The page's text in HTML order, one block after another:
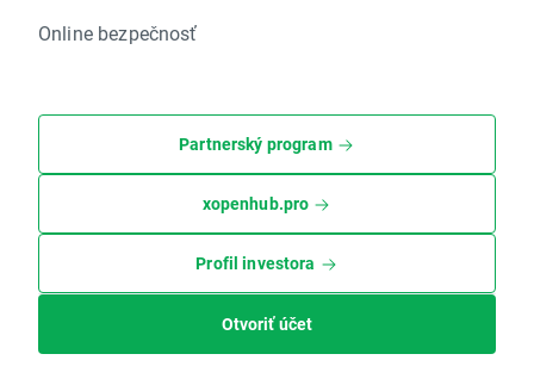
Online bezpečnosť
Partnerský program
xopenhub.pro
Profil investora
Otvoriť účet